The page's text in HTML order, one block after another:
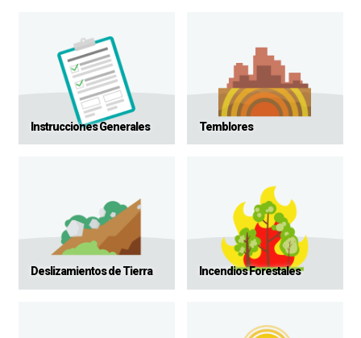
Instrucciones Generales Temblores
Deslizamientos de Tierra Incendios Forestales